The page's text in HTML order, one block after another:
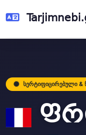
სერტიფიცირებული